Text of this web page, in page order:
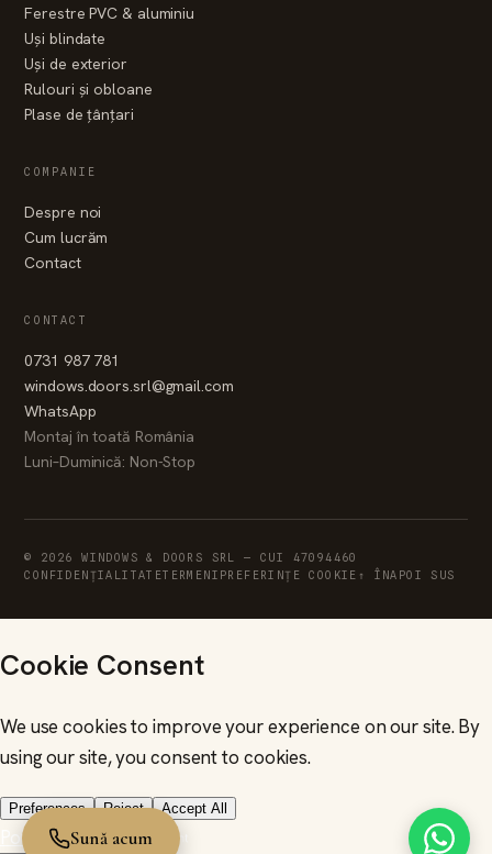
Ferestre PVC & aluminiu
Uși blindate
Uși de exterior
Rulouri și obloane
Plase de țânțari
COMPANIE
Despre noi
Cum lucrăm
Contact
CONTACT
0731 987 781
windows.doors.srl@gmail.com
WhatsApp
Montaj în toată România
Luni–Duminică: Non-Stop
© 2026 WINDOWS & DOORS SRL — CUI 47094460
CONFIDENȚIALITATETERMENI PREFERINȚE COOKIE ↑ ÎNAPOI SUS
Sună acum